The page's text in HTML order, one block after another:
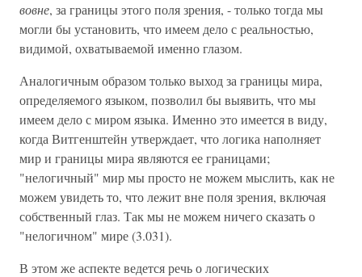
вовне, за границы этого поля зрения, - только тогда мы
могли бы установить, что имеем дело с реальностью,
видимой, охватываемой именно глазом.
Аналогичным образом только выход за границы мира,
определяемого языком, позволил бы выявить, что мы
имеем дело с миром языка. Именно это имеется в виду,
когда Витгенштейн утверждает, что логика наполняет
мир и границы мира являются ее границами;
"нелогичный" мир мы просто не можем мыслить, как не
можем увидеть то, что лежит вне поля зрения, включая
собственный глаз. Так мы не можем ничего сказать о
"нелогичном" мире (3.031).
В этом же аспекте ведется речь о логических